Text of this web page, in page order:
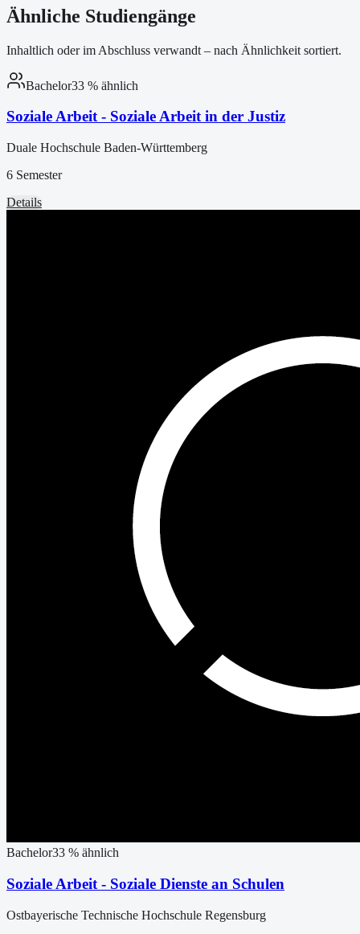
Ähnliche Studiengänge
Inhaltlich oder im Abschluss verwandt – nach Ähnlichkeit sortiert.
Bachelor33 % ähnlich
Soziale Arbeit - Soziale Arbeit in der Justiz
Duale Hochschule Baden-Württemberg
6 Semester
Details
Bachelor33 % ähnlich
Soziale Arbeit - Soziale Dienste an Schulen
Ostbayerische Technische Hochschule Regensburg